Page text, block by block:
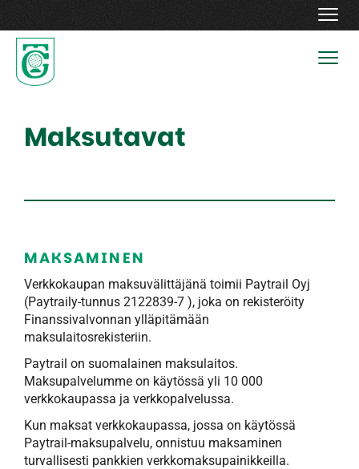
Maksutavat
MAKSAMINEN
Verkkokaupan maksuvälittäjänä toimii Paytrail Oyj
(Paytraily-tunnus 2122839-7 ), joka on rekisteröity
Finanssivalvonnan ylläpitämään
maksulaitosrekisteriin.
Paytrail on suomalainen maksulaitos.
Maksupalvelumme on käytössä yli 10 000
verkkokaupassa ja verkkopalvelussa.
Kun maksat verkkokaupassa, jossa on käytössä
Paytrail-maksupalvelu, onnistuu maksaminen
turvallisesti pankkien verkkomaksupainikkeilla.